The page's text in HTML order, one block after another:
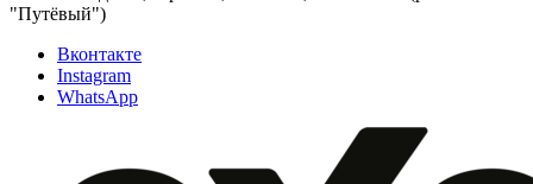
"Путёвый")
Вконтакте
Instagram
WhatsApp